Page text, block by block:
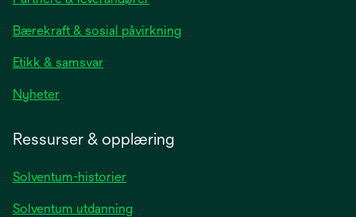
a
new
Bærekraft & sosial påvirkning
Etikk & samsvar
Nyheteropens
Ressurser & opplæring
Solventum-historier
Solventum utdanning